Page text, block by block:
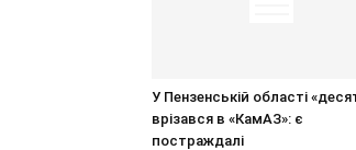
У Пензенській області
врізався в «КамАЗ»: є
постраждалі